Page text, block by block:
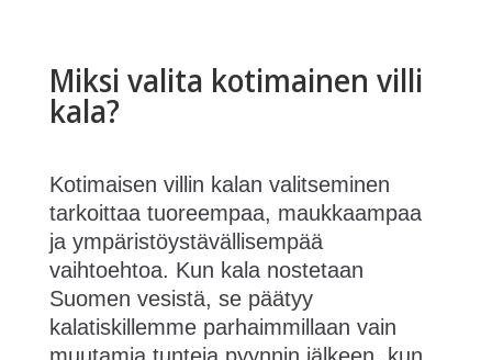
Miksi valita kotimainen villi
kala?
Kotimaisen villin kalan valitseminen
tarkoittaa tuoreempaa, maukkaampaa
ja ympäristöystävällisempää
vaihtoehtoa. Kun kala nostetaan
Suomen vesistä, se päätyy
kalatiskillemme parhaimmillaan vain